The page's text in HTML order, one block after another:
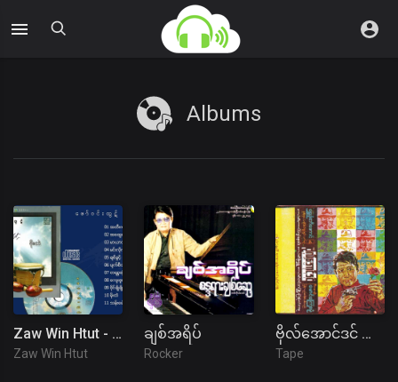
Albums
Zaw Win Htut - မိုးထဲ
Zaw Win Htut
ချစ်အရိပ်
Rocker
ဗိုလ်အောင်ဒင် ဇာတ်လမ်း (ပ+ဒု)
Tape